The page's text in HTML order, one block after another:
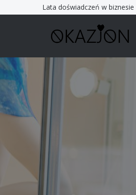
Lata doświadczeń w biznesie